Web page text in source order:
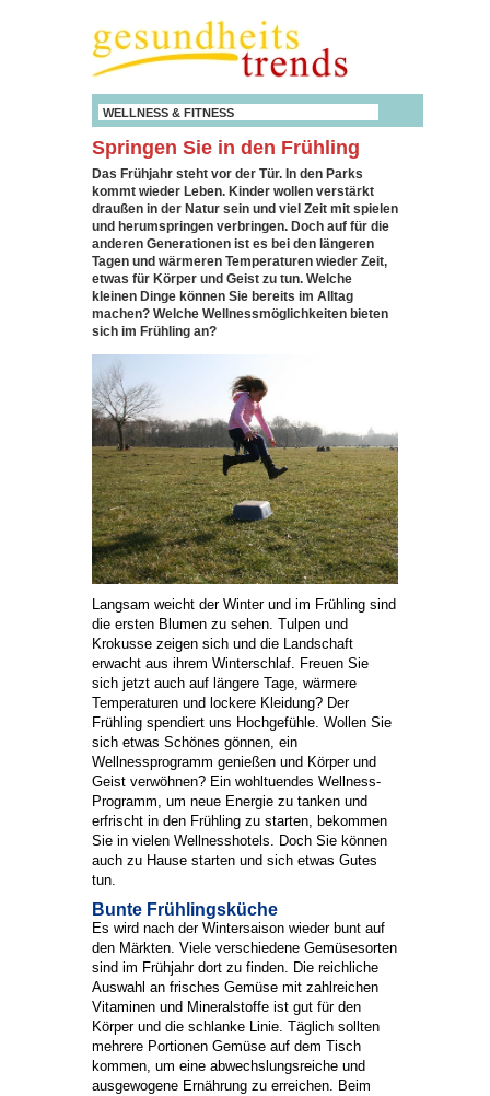
WELLNESS & FITNESS
Springen Sie in den Frühling
Das Frühjahr steht vor der Tür. In den Parks
kommt wieder Leben. Kinder wollen verstärkt
draußen in der Natur sein und viel Zeit mit spielen
und herumspringen verbringen. Doch auf für die
anderen Generationen ist es bei den längeren
Tagen und wärmeren Temperaturen wieder Zeit,
etwas für Körper und Geist zu tun. Welche
kleinen Dinge können Sie bereits im Alltag
machen? Welche Wellnessmöglichkeiten bieten
sich im Frühling an?
Langsam weicht der Winter und im Frühling sind
die ersten Blumen zu sehen. Tulpen und
Krokusse zeigen sich und die Landschaft
erwacht aus ihrem Winterschlaf. Freuen Sie
sich jetzt auch auf längere Tage, wärmere
Temperaturen und lockere Kleidung? Der
Frühling spendiert uns Hochgefühle. Wollen Sie
sich etwas Schönes gönnen, ein
Wellnessprogramm genießen und Körper und
Geist verwöhnen? Ein wohltuendes Wellness-
Programm, um neue Energie zu tanken und
erfrischt in den Frühling zu starten, bekommen
Sie in vielen Wellnesshotels. Doch Sie können
auch zu Hause starten und sich etwas Gutes
tun.
Bunte Frühlingsküche
Es wird nach der Wintersaison wieder bunt auf
den Märkten. Viele verschiedene Gemüsesorten
sind im Frühjahr dort zu finden. Die reichliche
Auswahl an frisches Gemüse mit zahlreichen
Vitaminen und Mineralstoffe ist gut für den
Körper und die schlanke Linie. Täglich sollten
mehrere Portionen Gemüse auf dem Tisch
kommen, um eine abwechslungsreiche und
ausgewogene Ernährung zu erreichen. Beim